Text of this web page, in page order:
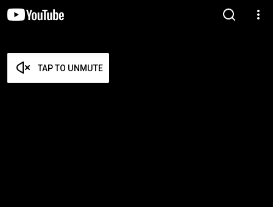
TAP TO UNMUTE